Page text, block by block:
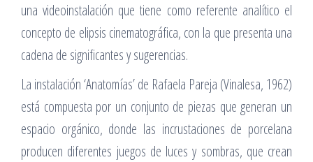
una videoinstalación que tiene como referente analítico el
concepto de elipsis cinematográfica, con la que presenta una
cadena de significantes y sugerencias.
La instalación ‘Anatomías’ de Rafaela Pareja (Vinalesa, 1962)
está compuesta por un conjunto de piezas que generan un
espacio orgánico, donde las incrustaciones de porcelana
producen diferentes juegos de luces y sombras, que crean